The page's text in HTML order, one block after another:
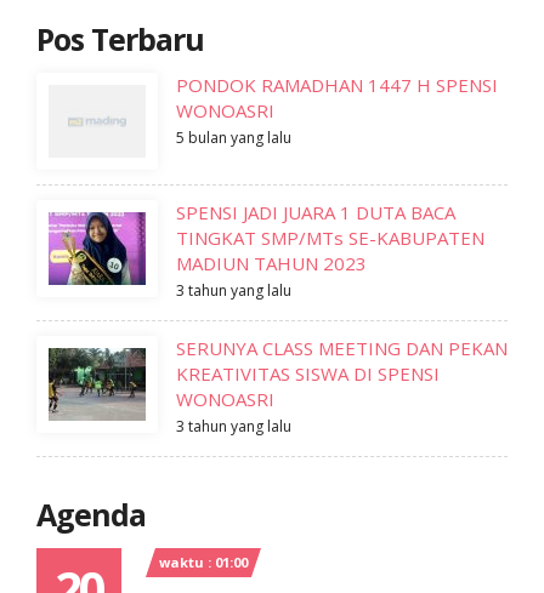
Pos Terbaru
PONDOK RAMADHAN 1447 H SPENSI
WONOASRI
5 bulan yang lalu
SPENSI JADI JUARA 1 DUTA BACA
TINGKAT SMP/MTs SE-KABUPATEN
MADIUN TAHUN 2023
3 tahun yang lalu
SERUNYA CLASS MEETING DAN PEKAN
KREATIVITAS SISWA DI SPENSI
WONOASRI
3 tahun yang lalu
Agenda
waktu : 01:00